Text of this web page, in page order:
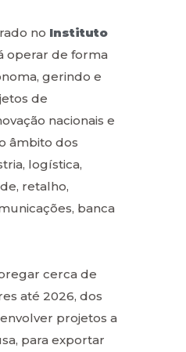
no Instituto
operar de forma
gerindo e
de
nacionais e
âmbito dos
logística,
retalho,
banca
cerca de
até 2026, dos
projetos a
para exportar